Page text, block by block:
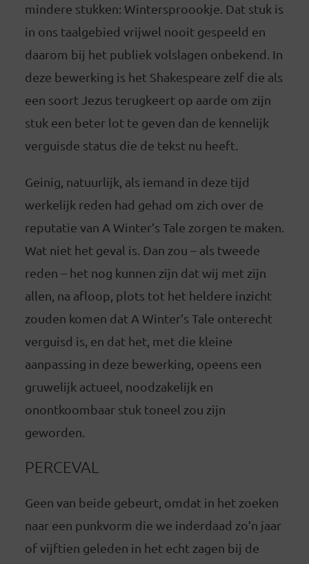
mindere stukken: Wintersproookje. Dat stuk is
in ons taalgebied vrijwel nooit gespeeld en
daarom bij het publiek volslagen onbekend. In
deze bewerking is het Shakespeare zelf die als
een soort Jezus terugkeert op aarde om zijn
stuk een beter lot te geven dan de kennelijk
verguisde status die de tekst nu heeft.
Geinig, natuurlijk, als iemand in deze tijd
werkelijk reden had gehad om zich over de
reputatie van A Winter’s Tale zorgen te maken.
Wat niet het geval is. Dan zou – als tweede
reden – het nog kunnen zijn dat wij met zijn
allen, na afloop, plots tot het heldere inzicht
zouden komen dat A Winter’s Tale onterecht
verguisd is, en dat het, met die kleine
aanpassing in deze bewerking, opeens een
gruwelijk actueel, noodzakelijk en
onontkoombaar stuk toneel zou zijn
geworden.
PERCEVAL
Geen van beide gebeurt, omdat in het zoeken
naar een punkvorm die we inderdaad zo’n jaar
of vijftien geleden in het echt zagen bij de